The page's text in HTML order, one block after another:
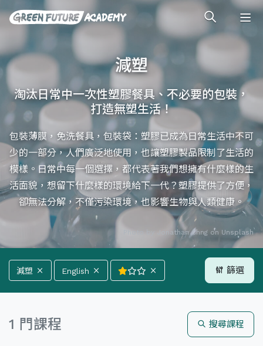
減塑
淘汰日常中一次性塑膠餐具、不必要的包裝，
打造無塑生活！
包裝薄膜，免洗餐具，包裝袋：塑膠已成為日常生活中不可
少的一部分，人們廣泛地使用，也讓塑膠製品限制了生活的
模樣。日常中每一個選擇，都代表著我們想擁有什麼樣的生
活面貌，想留下什麼樣的環境給下一代？塑膠提供了方便，
卻無法分解，不僅污染環境，也影響生物與人類健康。
Jonathan Chng on Unsplash
篩選
減塑 English
生活
1 門課程 搜尋課程